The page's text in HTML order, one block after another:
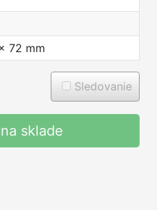
72 mm
Sledovanie
sklade